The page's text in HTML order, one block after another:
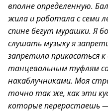
вполне определенную.
жила и работала с семи
спине бегут мурашки. Я
слушать музыку я
запретила прикасаться
танцевальным туфлям
накаблучниками. Моя
точно так же, как эти
которые перерастаешь —